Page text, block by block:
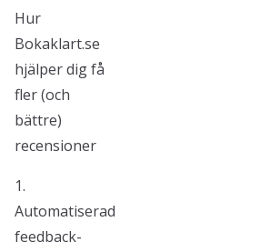
Hur
Bokaklart.se
hjälper dig få
fler (och
bättre)
recensioner
1.
Automatiserad
feedback-